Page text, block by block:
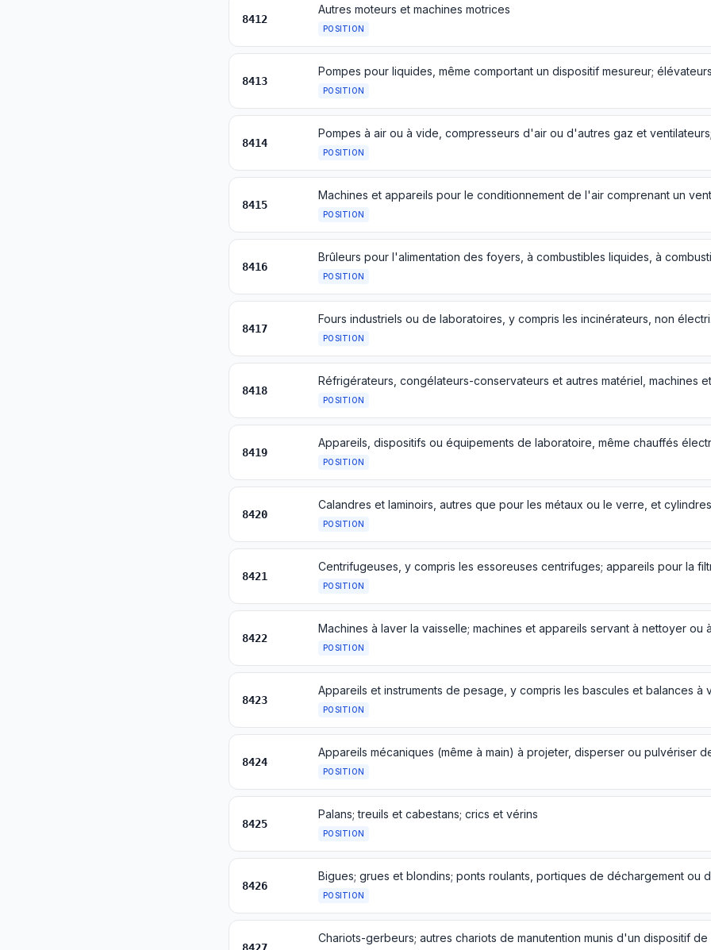
8412
Autres moteurs et machines motrices
POSITION
8413
POSITION
8414
POSITION
8415
POSITION
8416
POSITION
8417
POSITION
8418
POSITION
8419
POSITION
8420
POSITION
8421
POSITION
8422
POSITION
8423
POSITION
8424
POSITION
8425
Palans; treuils et cabestans; crics et vérins
POSITION
8426
POSITION